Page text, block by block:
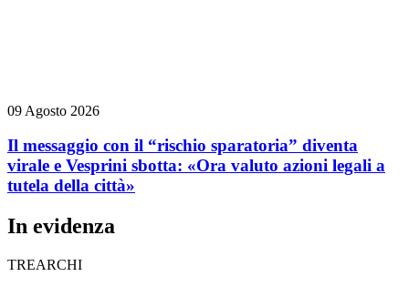
09 Agosto 2026
Il messaggio con il “rischio sparatoria” diventa
virale e Vesprini sbotta: «Ora valuto azioni legali a
tutela della città»
In evidenza
TREARCHI